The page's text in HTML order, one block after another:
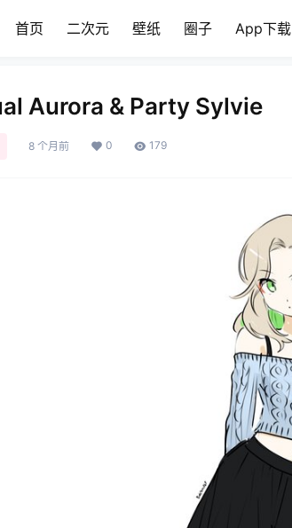
首页 二次元 壁纸 圈子 App下载
Aurora & Party Sylvie
8 个月前 0 179